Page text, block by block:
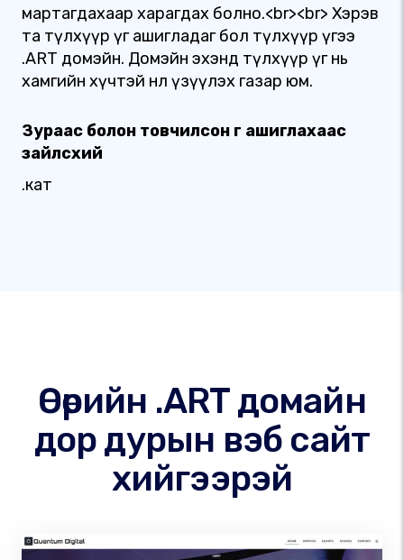
мартагдахаар харагдах болно.<br><br> Хэрэв
та түлхүүр үг ашигладаг бол түлхүүр үгээ
.ART домэйн. Домэйн эхэнд түлхүүр үг нь
хамгийн хүчтэй нөлөө үзүүлэх газар юм.
Зураас болон товчилсон үг ашиглахаас
зайлсхий
.кат
Өөрийн .ART домайн
дор дурын вэб сайт
хийгээрэй